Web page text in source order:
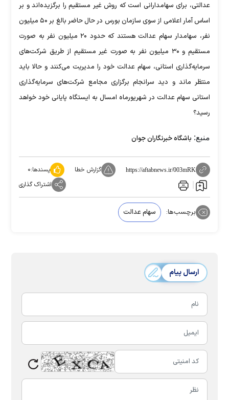
عدالتی، برای سهامدارانی است که روش غیر مستقیم را برگزیده‌اند و بر
اساس آمار اعلامی از سوی سازمان بورس در حال حاضر بالغ بر ۵۰ میلیون
نفر، سهامدار سهام عدالت هستند که حدود ۲۰ میلیون نفر به صورت
مستقیم و ۳۰ میلیون نفر به صورت غیر مستقیم از طریق شرکت‌های
سرمایه‌گذاری استانی، سهام عدالت خود را مدیریت می‌کنند و حالا باید
منتظر ماند و دید سرانجام برگزاری مجامع شرکت‌های سرمایه‌گذاری
استانی سهام عدالت در شهریورماه امسال به ایستگاه پایانی خود خواهد
رسید؟
منبع: باشگاه خبرنگاران جوان
https://aftabnews.ir/003mRK گزارش خطا پسندها:۰
اشتراک گذاری
برچسب‌ها: سهام عدالت
ارسال پیام